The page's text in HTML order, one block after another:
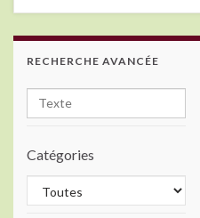
RECHERCHE AVANCÉE
Catégories